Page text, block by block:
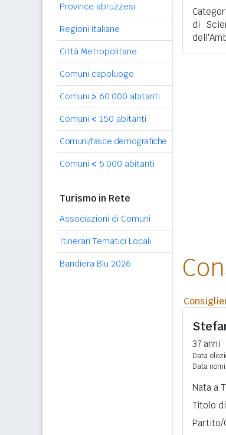
Province abruzzesi
Regioni italiane
Città Metropolitane
Comuni capoluogo
Comuni > 60.000 abitanti
Comuni < 150 abitanti
Comuni/fasce demografiche
Comuni < 5.000 abitanti
Turismo in Rete
Associazioni di Comuni
Itinerari Tematici Locali
Bandiera Blu 2026
di
37 anni
Data
Data
Nata a
Titolo
Partito/